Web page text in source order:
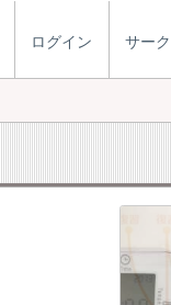
ログイン サー